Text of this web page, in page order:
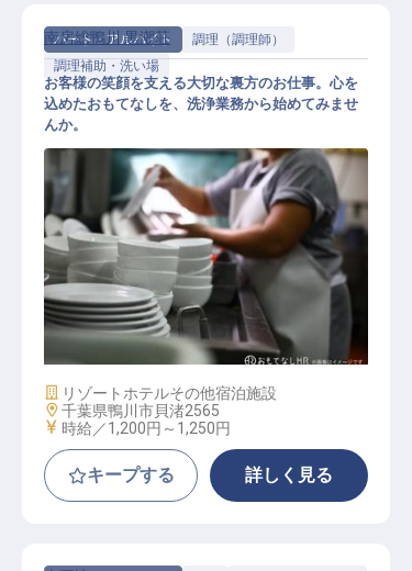
パート・アルバイト
調理（調理師）
調理補助・洗い場
食器等の洗浄スタッフ
南房総鴨川 黒潮荘
お客様の笑顔を支える大切な裏方のお仕事。心を
込めたおもてなしを、洗浄業務から始めてみませ
んか。
施設業態
リゾートホテルその他宿泊施設
勤務地
千葉県鴨川市貝渚2565
給与
時給／1,200円～ 1,250円
キープする 詳しく見る